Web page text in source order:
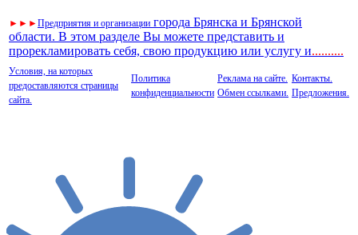
► ► ►Предприятия и организации города Брянска и Брянской
области. В этом разделе Вы можете представить и
прорекламировать себя, свою продукцию или услугу и..........
Условия, на которых
предоставляются страницы
сайта.
Политика
конфиденциальности
Реклама на сайте.
Обмен ссылками.
Контакты.
Предложения.